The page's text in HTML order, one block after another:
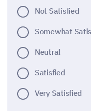
Not Satisfied
Somewhat
Neutral
Satisfied
Very Satisfied